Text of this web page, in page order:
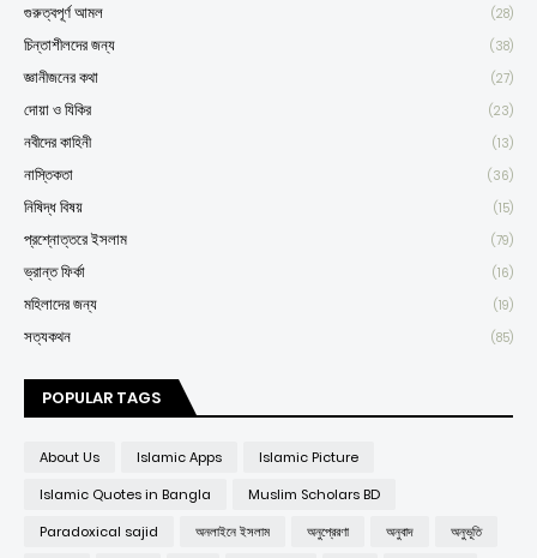
গুরুত্বপূর্ণ আমল (28)
চিন্তাশীলদের জন্য (38)
জ্ঞানীজনের কথা (27)
দোয়া ও যিকির (23)
নবীদের কাহিনী (13)
নাস্তিকতা (36)
নিষিদ্ধ বিষয় (15)
প্রশ্নোত্তরে ইসলাম (79)
ভ্রান্ত ফির্কা (16)
মহিলাদের জন্য (19)
সত্যকথন (85)
POPULAR TAGS
About Us Islamic Apps
Islamic Picture
Islamic Quotes in Bangla
Muslim Scholars BD
Paradoxical sajid
অনলাইনে ইসলাম অনুপ্রেরণা অনুবাদ
অনুভূতি